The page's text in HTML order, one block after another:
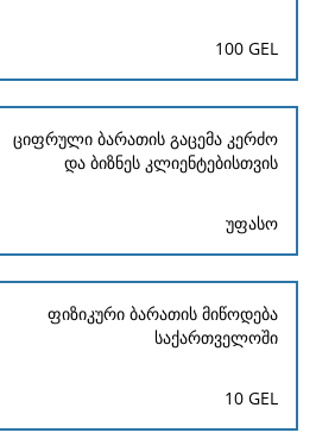
100 GEL
ციფრული ბარათის გაცემა კერძო
და ბიზნეს კლიენტებისთვის
უფასო
ფიზიკური ბარათის მიწოდება
საქართველოში
10 GEL